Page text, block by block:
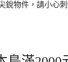
銳物件，請小心